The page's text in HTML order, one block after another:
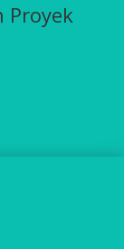
Proyek